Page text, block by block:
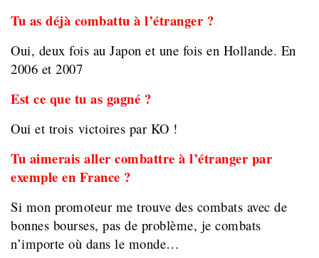
Tu as déjà combattu à l’étranger ?
Oui, deux fois au Japon et une fois en Hollande. En
2006 et 2007
Est ce que tu as gagné ?
Oui et trois victoires par KO !
Tu aimerais aller combattre à l’étranger par
exemple en France ?
Si mon promoteur me trouve des combats avec de
bonnes bourses, pas de problème, je combats
n’importe où dans le monde…